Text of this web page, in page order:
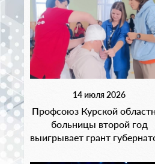
14 июля 2026
Профсоюз Курской
больницы второй год
выигрывает грант